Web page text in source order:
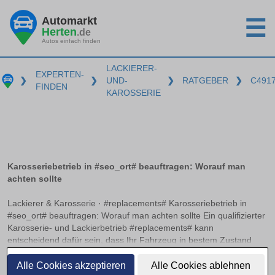
Alle Cookies akzeptieren Alle Cookies ablehnen
Automarkt
Herten.de
Autos einfach finden ☰
❯
EXPERTEN-
FINDEN
❯
LACKIERER-
UND-
KAROSSERIE
❯ RATGEBER ❯
Karosseriebetrieb in #seo_ort# beauftragen: Worauf man
achten sollte
Lackierer & Karosserie · #replacements# Karosseriebetrieb in
#seo_ort# beauftragen: Worauf man achten sollte Ein qualifizierter
Karosserie- und Lackierbetrieb #replacements# kann
entscheidend dafür sein, dass Ihr Fahrzeug in bestem Zustand
erstrahlt. Doch woran erkennt man einen solchen Betrieb? Neben
relevanten Zertifizierungen und einer präzisen
weiterlesen